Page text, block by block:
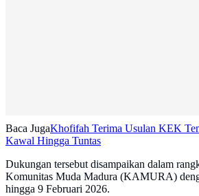
Baca JugaKhofifah Terima Usulan KEK
Kawal Hingga Tuntas
Dukungan tersebut disampaikan dalam
Komunitas Muda Madura (KAMURA)
hingga 9 Februari 2026.